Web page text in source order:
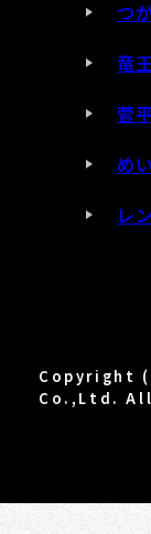
つ
竜
菅
め
レ
Copyright
Co.,Ltd.